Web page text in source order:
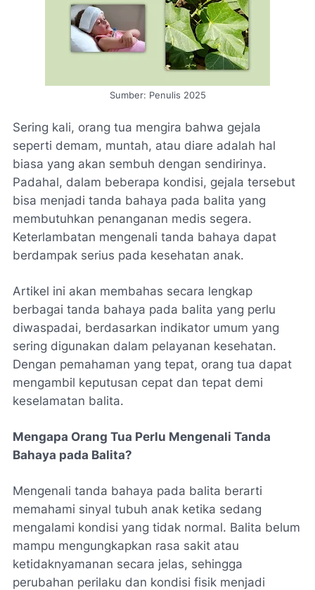
Sumber: Penulis 2025
Sering kali, orang tua mengira bahwa gejala
seperti demam, muntah, atau diare adalah hal
biasa yang akan sembuh dengan sendirinya.
Padahal, dalam beberapa kondisi, gejala tersebut
bisa menjadi tanda bahaya pada balita yang
membutuhkan penanganan medis segera.
Keterlambatan mengenali tanda bahaya dapat
berdampak serius pada kesehatan anak.
Artikel ini akan membahas secara lengkap
berbagai tanda bahaya pada balita yang perlu
diwaspadai, berdasarkan indikator umum yang
sering digunakan dalam pelayanan kesehatan.
Dengan pemahaman yang tepat, orang tua dapat
mengambil keputusan cepat dan tepat demi
keselamatan balita.
Mengapa Orang Tua Perlu Mengenali Tanda
Bahaya pada Balita?
Mengenali tanda bahaya pada balita berarti
memahami sinyal tubuh anak ketika sedang
mengalami kondisi yang tidak normal. Balita belum
mampu mengungkapkan rasa sakit atau
ketidaknyamanan secara jelas, sehingga
perubahan perilaku dan kondisi fisik menjadi